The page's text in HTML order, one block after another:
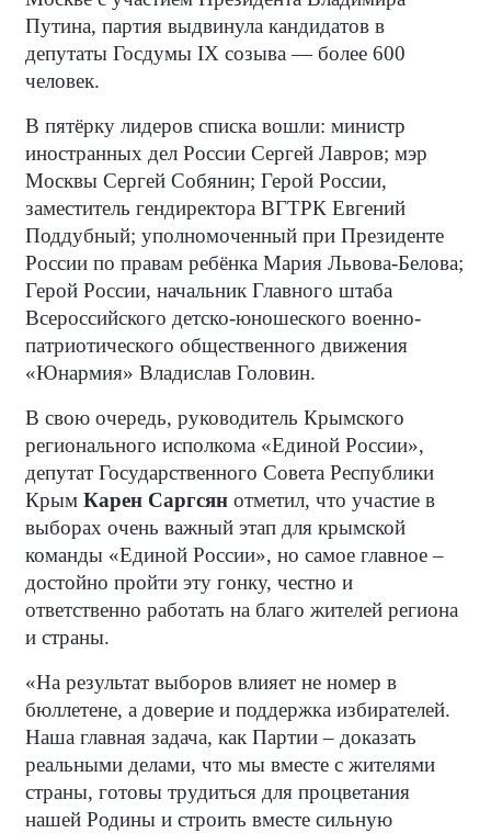
Путина, партия выдвинула кандидатов в
депутаты Госдумы IX созыва — более 600
человек.
В пятёрку лидеров списка вошли: министр
иностранных дел России Сергей Лавров; мэр
Москвы Сергей Собянин; Герой России,
заместитель гендиректора ВГТРК Евгений
Поддубный; уполномоченный при Президенте
России по правам ребёнка Мария Львова-Белова;
Герой России, начальник Главного штаба
Всероссийского детско-юношеского военно-
патриотического общественного движения
«Юнармия» Владислав Головин.
В свою очередь, руководитель Крымского
регионального исполкома «Единой России»,
депутат Государственного Совета Республики
Крым Карен Саргсян отметил, что участие в
выборах очень важный этап для крымской
команды «Единой России», но самое главное –
достойно пройти эту гонку, честно и
ответственно работать на благо жителей региона
и страны.
«На результат выборов влияет не номер в
бюллетене, а доверие и поддержка избирателей.
Наша главная задача, как Партии – доказать
реальными делами, что мы вместе с жителями
страны, готовы трудиться для процветания
нашей Родины и строить вместе сильную